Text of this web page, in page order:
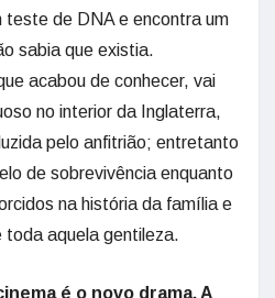
teste de DNA e encontra um
sabia que existia.
acabou de conhecer, vai
no interior da Inglaterra,
pelo anfitrião; entretanto
de sobrevivência enquanto
na história da família e
aquela gentileza.
é o novo drama, A